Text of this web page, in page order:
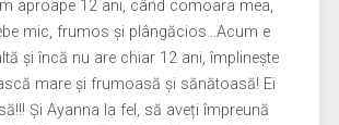
aproape 12 ani, când comoara mea,
mic, frumos și plângăcios…Acum e
și încă nu are chiar 12 ani, împlinește
mare și frumoasă și sănătoasă! Ei
Și Ayanna la fel, să aveți împreună